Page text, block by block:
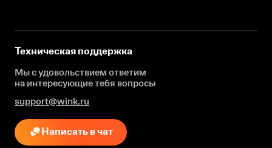
Техническая поддержка
Мы с удовольствием ответим
на интересующиетебя вопросы
support@wink.ru
Написать в чат